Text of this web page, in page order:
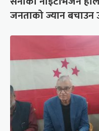
जनताको ज्यान बचाउन